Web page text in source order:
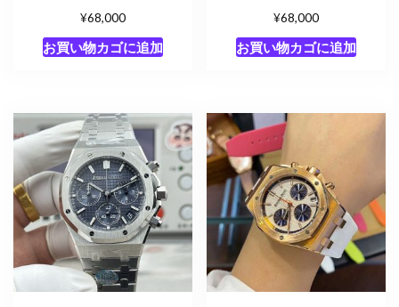
¥68,000
お買い物カゴに追加
¥68,000
お買い物カゴに追加